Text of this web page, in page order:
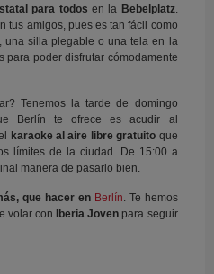
para todos en la Bebelplatz.
tus amigos, pues es tan fácil como
una silla plegable o una tela en la
para poder disfrutar cómodamente
Tenemos la tarde de domingo
Berlín te ofrece es acudir al
karaoke al aire libre gratuito que
límites de la ciudad. De 15:00 a
manera de pasarlo bien.
que hacer en Berlín. Te hemos
volar con
Iberia Joven para seguir